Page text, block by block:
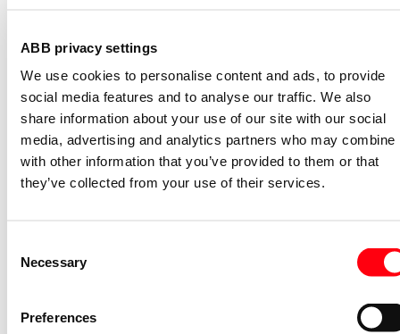
ABB privacy settings
We use cookies to personalise content and ads, to provide
social media features and to analyse our traffic. We also
share information about your use of our site with our social
media, advertising and analytics partners who may combine
with other information that you’ve provided to them or that
they’ve collected from your use of their services.
Selection
Necessary
Preferences
Aantal eenheden
Montagerichting
Horizontaal en verticaal
Aantal eenheden horizontaal
5
Aantal eenheden verticaal
5
Aantal modules horizontaal (bij
modulair systeem)
5
Geschikt voor wandgoot